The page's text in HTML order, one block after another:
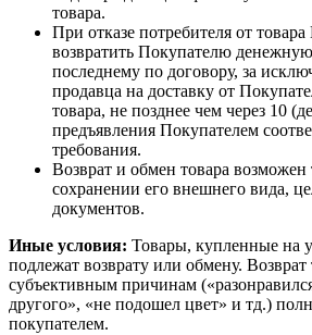
товара.
При отказе потребителя от
возвратить Покупателю
последнему по договору, за
продавца на доставку от
товара, не позднее чем через 10
предъявления Покупателем
требования.
Возврат и обмен товара возможен
сохранении его внешнего вида,
документов.
Иные условия: Товары, купленные на
подлежат возврату или обмену. Возврат
субъективным причинам
другого», «не подошел цвет» и тд.)
покупателем.